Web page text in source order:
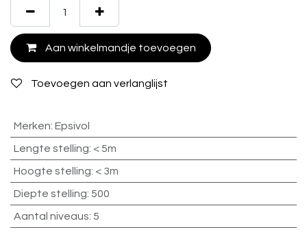
Aan winkelmandje toevoegen
Toevoegen aan verlanglijst
Merken: Epsivol
Lengte stelling: < 5m
Hoogte stelling: < 3m
Diepte stelling: 500
Aantal niveaus: 5